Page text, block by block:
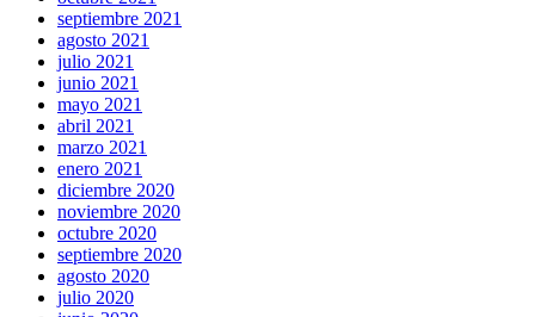
septiembre 2021
agosto 2021
julio 2021
junio 2021
mayo 2021
abril 2021
marzo 2021
enero 2021
diciembre 2020
noviembre 2020
octubre 2020
septiembre 2020
agosto 2020
julio 2020